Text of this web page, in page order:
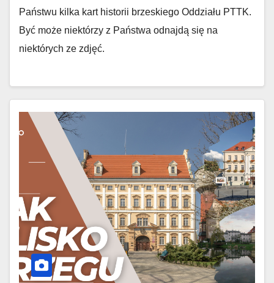
Państwu kilka kart historii brzeskiego Oddziału PTTK.
Być może niektórzy z Państwa odnajdą się na
niektórych ze zdjęć.